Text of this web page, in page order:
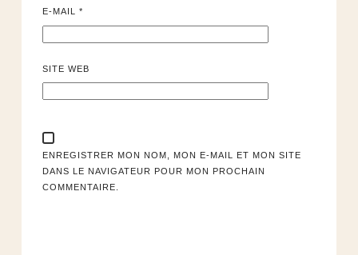
E-MAIL *
SITE WEB
ENREGISTRER MON NOM, MON E-MAIL ET MON SITE
DANS LE NAVIGATEUR POUR MON PROCHAIN
COMMENTAIRE.